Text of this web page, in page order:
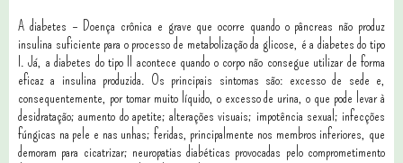
A diabetes – Doença crônica e grave que ocorre quando o pâncreas não produz
insulina suficiente para o processo de metabolização da glicose, é a diabetes do tipo
I. Já, a diabetes do tipo II acontece quando o corpo não consegue utilizar de forma
eficaz a insulina produzida. Os principais sintomas são: excesso de sede e,
consequentemente, por tomar muito líquido, o excesso de urina, o que pode levar à
desidratação; aumento do apetite; alterações visuais; impotência sexual; infecções
fúngicas na pele e nas unhas; feridas, principalmente nos membros inferiores, que
demoram para cicatrizar; neuropatias diabéticas provocadas pelo comprometimento